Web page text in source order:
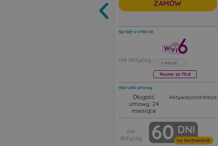
ZAMÓW
Sprzęt w ofercie
Router za 70 zł
Router Huawei FG630
Huawei FG630 to
router Wi‑Fi 6 z funkcją
Urządzenie działa jako
Wi‑Fi z portami Ethernet,
Warunki umowy
Długość
umowy: 24
miesiące
Aktywacja: 50,00 zł
Instalacja:
60 DNI
na testowanie